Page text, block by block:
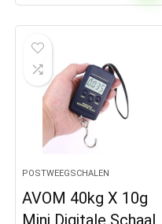
POSTWEEGSCHALEN
AVOM 40kg X 10g
Mini Digitale Schaal